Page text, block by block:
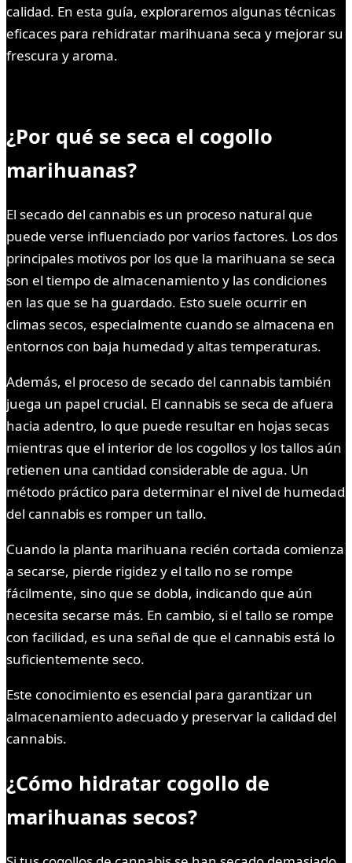
calidad. En esta guía, exploraremos algunas técnicas
eficaces para rehidratar marihuana seca y mejorar su
frescura y aroma.
¿Por qué se seca el cogollo
marihuanas?
El secado del cannabis es un proceso natural que
puede verse influenciado por varios factores. Los dos
principales motivos por los que la marihuana se seca
son el tiempo de almacenamiento y las condiciones
en las que se ha guardado. Esto suele ocurrir en
climas secos, especialmente cuando se almacena en
entornos con baja humedad y altas temperaturas.
Además, el proceso de secado del cannabis también
juega un papel crucial. El cannabis se seca de afuera
hacia adentro, lo que puede resultar en hojas secas
mientras que el interior de los cogollos y los tallos aún
retienen una cantidad considerable de agua. Un
método práctico para determinar el nivel de humedad
del cannabis es romper un tallo.
Cuando la planta marihuana recién cortada comienza
a secarse, pierde rigidez y el tallo no se rompe
fácilmente, sino que se dobla, indicando que aún
necesita secarse más. En cambio, si el tallo se rompe
con facilidad, es una señal de que el cannabis está lo
suficientemente seco.
Este conocimiento es esencial para garantizar un
almacenamiento adecuado y preservar la calidad del
cannabis.
¿Cómo hidratar cogollo de
marihuanas secos?